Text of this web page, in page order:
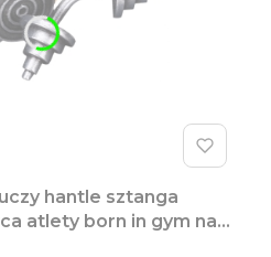
hantle sztanga
atlety born in gym na